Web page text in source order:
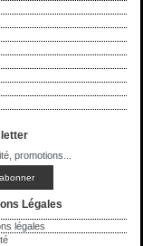
promotions...
Légales
légales